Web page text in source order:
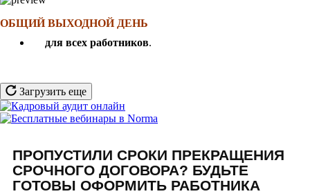
ОБЩИЙ ВЫХОДНОЙ ДЕНЬ
для всех работников.
Загрузить еще
ПРОПУСТИЛИ СРОКИ ПРЕКРАЩЕНИЯ
СРОЧНОГО ДОГОВОРА? БУДЬТЕ
ГОТОВЫ ОФОРМИТЬ РАБОТНИКА